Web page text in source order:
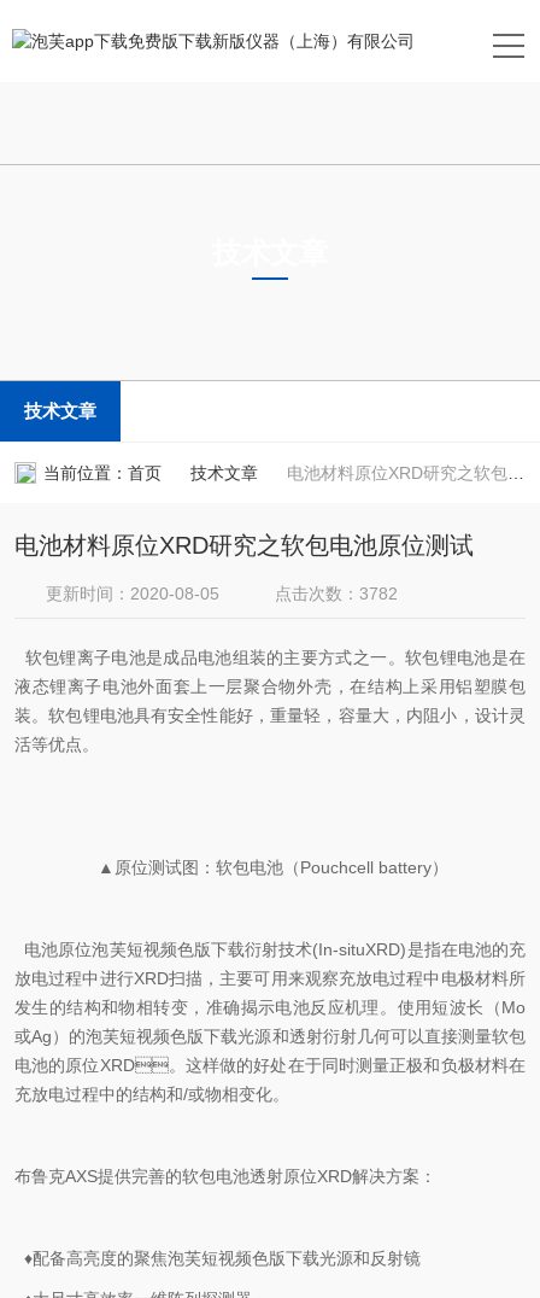
技术文章
当前位置： 首页 技术文章 电池材料原位XRD研究之软包电池原位测试
电池材料原位XRD研究之软包电池原位测试
更新时间：2020-08-05 点击次数：3782
软包锂离子电池是成品电池组装的主要方式之一。软包锂电池是在
液态锂离子电池外面套上一层聚合物外壳，在结构上采用铝塑膜包
装。软包锂电池具有安全性能好，重量轻，容量大，内阻小，设计灵
活等优点。
▲原位测试图：软包电池（Pouchcell battery）
电池原位泡芙短视频色版下载衍射技术(In-situXRD)是指在电池的充
放电过程中进行XRD扫描，主要可用来观察充放电过程中电极材料所
发生的结构和物相转变，准确揭示电池反应机理。使用短波长（Mo
或Ag）的泡芙短视频色版下载光源和透射衍射几何可以直接测量软包
电池的原位XRD。这样做的好处在于同时测量正极和负极材料在
充放电过程中的结构和/或物相变化。
布鲁克AXS提供完善的软包电池透射原位XRD解决方案：
♦配备高亮度的聚焦泡芙短视频色版下载光源和反射镜